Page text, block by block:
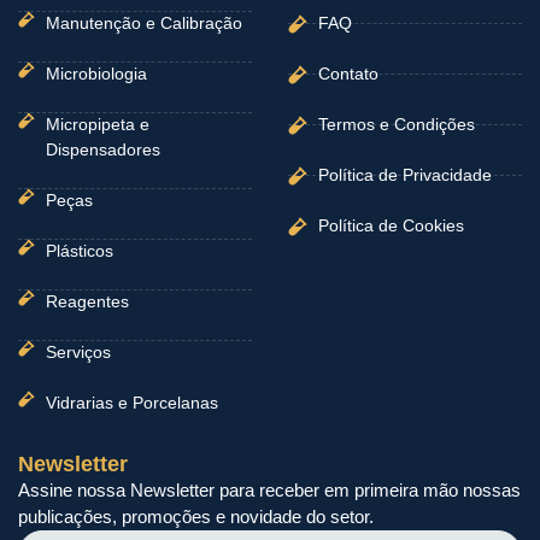
Manutenção e Calibração
Microbiologia
Micropipeta e
Dispensadores
Peças
Plásticos
Reagentes
Serviços
Vidrarias e Porcelanas
FAQ
Contato
Termos e Condições
Política de Privacidade
Política de Cookies
Newsletter
Assine nossa Newsletter para receber em primeira mão nossas
publicações, promoções e novidade do setor.